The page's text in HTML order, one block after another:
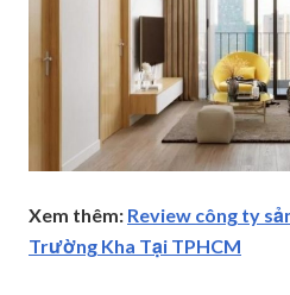
Xem thêm: Review công ty
Trường Kha Tại TPHCM